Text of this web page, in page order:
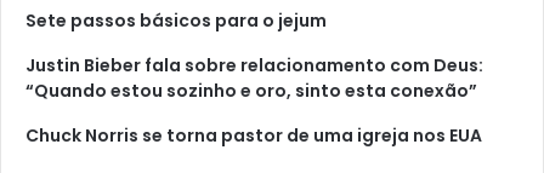
Sete passos básicos para o jejum
Justin Bieber fala sobre relacionamento com Deus:
“Quando estou sozinho e oro, sinto esta conexão”
Chuck Norris se torna pastor de uma igreja nos EUA